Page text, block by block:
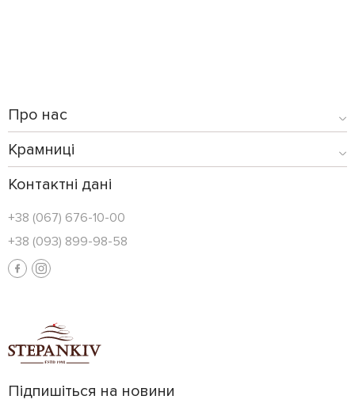
Про нас
Крамниці
Контактні дані
+38 (067) 676-10-00
+38 (093) 899-98-58
Підпишіться на новини